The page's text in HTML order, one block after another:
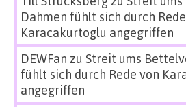
Dahmen fühlt sich durch
Karacakurtoglu angegriffen
DEWFan zu Streit ums
fühlt sich durch Rede von
angegriffen